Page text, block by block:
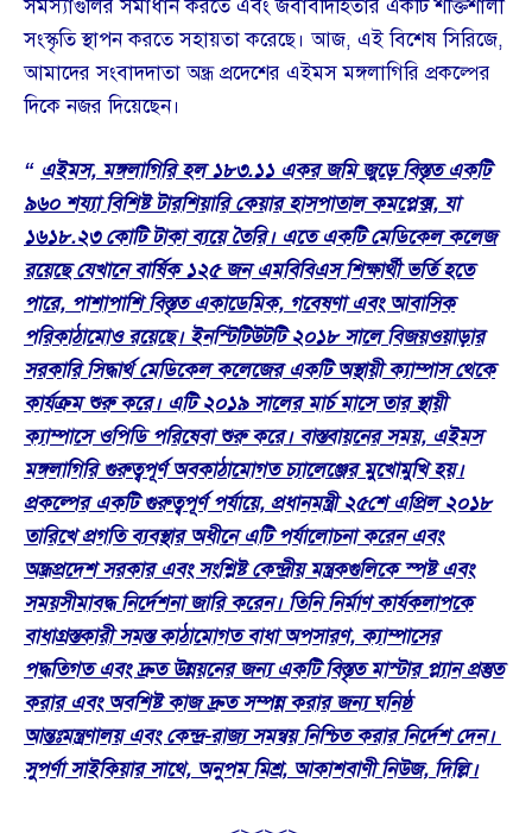
সমস্যাগুলির সমাধান করতে এবং জবাবদিহিতার একটি শক্তিশালী
সংস্কৃতি স্থাপন করতে সহায়তা করেছে। আজ, এই বিশেষ সিরিজে,
আমাদের সংবাদদাতা অন্ধ্র প্রদেশের এইমস মঙ্গলাগিরি প্রকল্পের
দিকে নজর দিয়েছেন।
“ এইমস, মঙ্গলাগিরি হল ১৮৩.১১ একর জমি জুড়ে বিস্তৃত একটি
৯৬০ শয্যা বিশিষ্ট টারশিয়ারি কেয়ার হাসপাতাল কমপ্লেক্স, যা
১৬১৮.২৩ কোটি টাকা ব্যয়ে তৈরি। এতে একটি মেডিকেল কলেজ
রয়েছে যেখানে বার্ষিক ১২৫ জন এমবিবিএস শিক্ষার্থী ভর্তি হতে
পারে, পাশাপাশি বিস্তৃত একাডেমিক, গবেষণা এবং আবাসিক
পরিকাঠামোও রয়েছে। ইনস্টিটিউটটি ২০১৮ সালে বিজয়ওয়াড়ার
সরকারি সিদ্ধার্থ মেডিকেল কলেজের একটি অস্থায়ী ক্যাম্পাস থেকে
কার্যক্রম শুরু করে। এটি ২০১৯ সালের মার্চ মাসে তার স্থায়ী
ক্যাম্পাসে ওপিডি পরিষেবা শুরু করে। বাস্তবায়নের সময়, এইমস
মঙ্গলাগিরি গুরুত্বপূর্ণ অবকাঠামোগত চ্যালেঞ্জের মুখোমুখি হয়।
প্রকল্পের একটি গুরুত্বপূর্ণ পর্যায়ে, প্রধানমন্ত্রী ২৫শে এপ্রিল ২০১৮
তারিখে প্রগতি ব্যবস্থার অধীনে এটি পর্যালোচনা করেন এবং
অন্ধ্রপ্রদেশ সরকার এবং সংশ্লিষ্ট কেন্দ্রীয় মন্ত্রকগুলিকে স্পষ্ট এবং
সময়সীমাবদ্ধ নির্দেশনা জারি করেন। তিনি নির্মাণ কার্যকলাপকে
বাধাগ্রস্তকারী সমস্ত কাঠামোগত বাধা অপসারণ, ক্যাম্পাসের
পদ্ধতিগত এবং দ্রুত উন্নয়নের জন্য একটি বিস্তৃত মাস্টার প্ল্যান প্রস্তুত
করার এবং অবশিষ্ট কাজ দ্রুত সম্পন্ন করার জন্য ঘনিষ্ঠ
আন্তঃমন্ত্রণালয় এবং কেন্দ্র-রাজ্য সমন্বয় নিশ্চিত করার নির্দেশ দেন।
সুপর্ণা সাইকিয়ার সাথে, অনুপম মিশ্র, আকাশবাণী নিউজ, দিল্লি।